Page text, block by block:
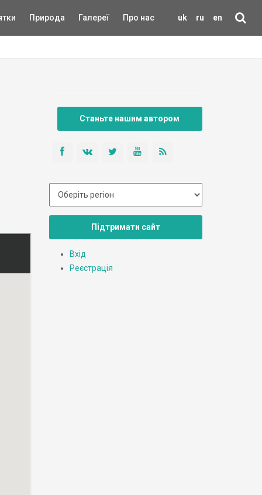
uk ru en
Природа Галереї Про нас
Станьте нашим автором
Підтримати сайт
Вхід
Реєстрація